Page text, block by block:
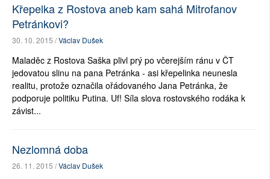
Křepelka z Rostova aneb kam sahá Mitrofanov
Petránkovi?
30. 10. 2015 /Václav Dušek
Maladěc z Rostova Saška plivl prý po včerejším ránu v ČT
jedovatou slinu na pana Petránka - asi křepelinka neunesla
realitu, protože označila ořádovaného Jana Petránka, že
podporuje politiku Putina. Uf! Síla slova rostovského rodáka k
závist...
Nezlomná doba
26. 11. 2015 /Václav Dušek